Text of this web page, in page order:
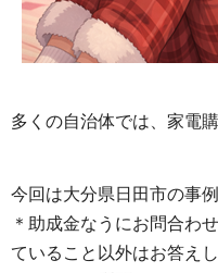
多くの自治体では、家電
今回は大分県日田市の事
＊助成金なうにお問合わ
ていること以外はお答えし